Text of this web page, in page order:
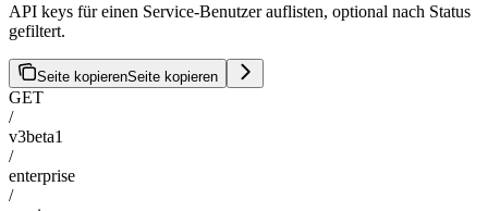
API keys für einen Service-Benutzer auflisten, optional nach Status
gefiltert.
Seite kopierenSeite kopieren
GET
/
v3beta1
/
enterprise
/